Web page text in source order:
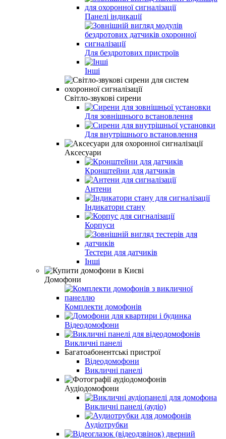
Панелі індикації
Для бездротових пристроїв
Інші
Світло-звукові сирени
Для зовнішнього встановлення
Для внутрішнього встановлення
Аксесуари
Кронштейни для датчиків
Антени
Індикатори стану
Корпуси
Тестери для датчиків
Інші
Домофони
Комплекти домофонів
Відеодомофони
Викличні панелі
Багатоабонентські пристрої
Відеодомофони
Викличні панелі
Аудіодомофони
Викличні панелі (аудіо)
Аудіотрубки